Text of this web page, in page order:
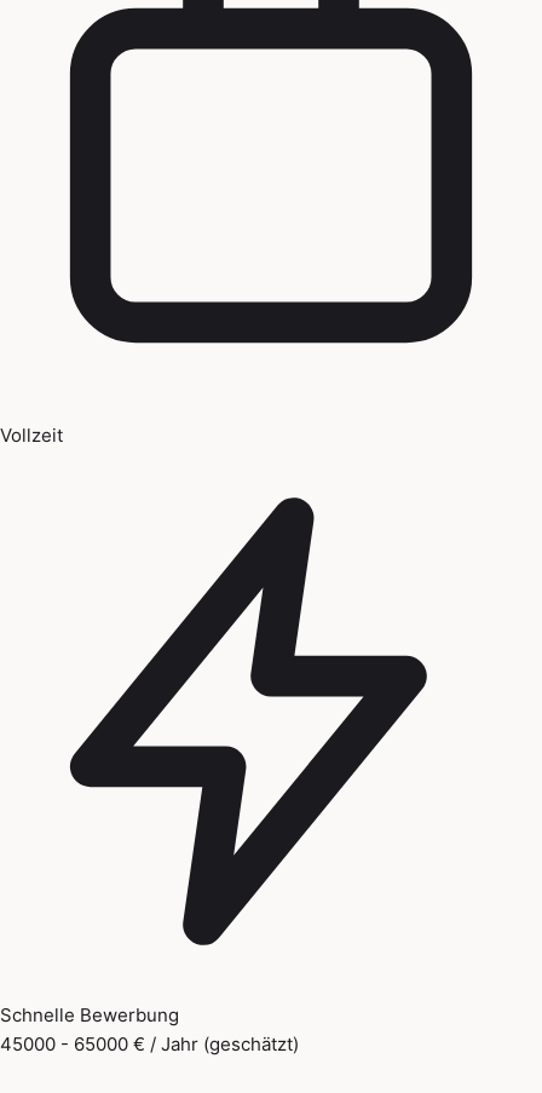
Vollzeit
Schnelle Bewerbung
45000 - 65000 € / Jahr (geschätzt)